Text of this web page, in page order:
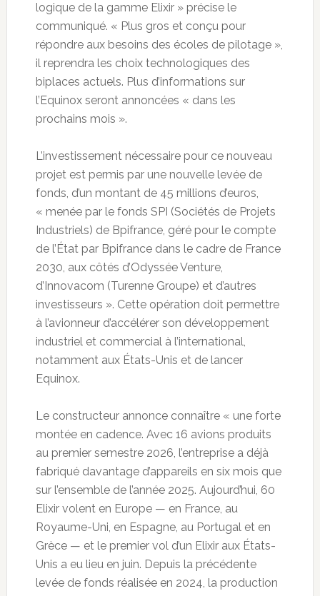
logique de la gamme Elixir » précise le
communiqué. « Plus gros et conçu pour
répondre aux besoins des écoles de pilotage »,
il reprendra les choix technologiques des
biplaces actuels. Plus d’informations sur
l’Equinox seront annoncées « dans les
prochains mois ».
L’investissement nécessaire pour ce nouveau
projet est permis par une nouvelle levée de
fonds, d’un montant de 45 millions d’euros,
« menée par le fonds SPI (Sociétés de Projets
Industriels) de Bpifrance, géré pour le compte
de l’État par Bpifrance dans le cadre de France
2030, aux côtés d’Odyssée Venture,
d’Innovacom (Turenne Groupe) et d’autres
investisseurs ». Cette opération doit permettre
à l’avionneur d’accélérer son développement
industriel et commercial à l’international,
notamment aux États-Unis et de lancer
Equinox.
Le constructeur annonce connaître « une forte
montée en cadence. Avec 16 avions produits
au premier semestre 2026, l’entreprise a déjà
fabriqué davantage d’appareils en six mois que
sur l’ensemble de l’année 2025. Aujourd’hui, 60
Elixir volent en Europe — en France, au
Royaume-Uni, en Espagne, au Portugal et en
Grèce — et le premier vol d’un Elixir aux États-
Unis a eu lieu en juin. Depuis la précédente
levée de fonds réalisée en 2024, la production